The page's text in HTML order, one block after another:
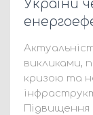
України
викликами,
кризою та
Підвищення